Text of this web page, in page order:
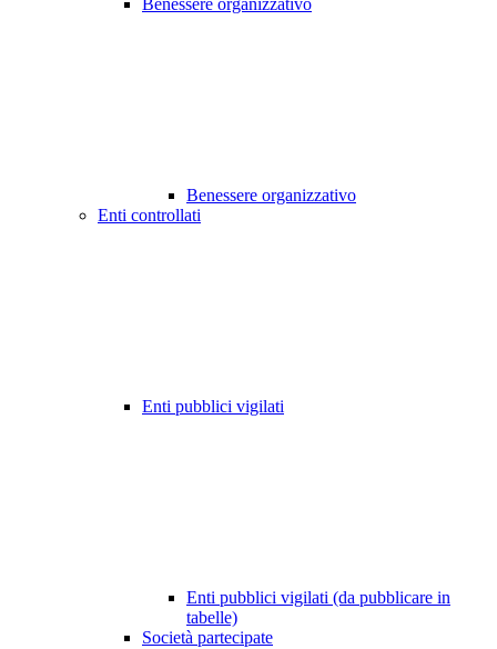
Benessere organizzativo
Benessere organizzativo
Enti controllati
Enti pubblici vigilati
Enti pubblici vigilati (da pubblicare in
tabelle)
Società partecipate